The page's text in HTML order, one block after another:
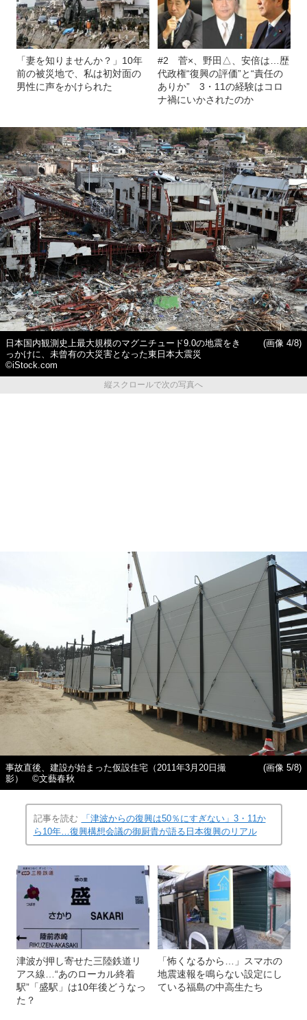
「妻を知りませんか？」10年
前の被災地で、私は初対面の
男性に声をかけられた
#2 菅×、野田△、安倍は…歴
代政権“復興の評価”と“責任の
ありか” 3・11の経験はコロ
ナ禍にいかされたのか
日本国内観測史上最大規模のマグニチュード9.0の地震をき
っかけに、未曾有の大災害となった東日本大震災
©iStock.com
(画像 4/8)
縦スクロールで次の写真へ
事故直後、建設が始まった仮設住宅（2011年3月20日撮
影） ©文藝春秋
(画像 5/8)
記事を読む
「津波からの復興は50％にすぎない」3・11か
ら10年…復興構想会議の御厨貴が語る日本復興のリアル
津波が押し寄せた三陸鉄道リ
アス線…“あのローカル終着
駅”「盛駅」は10年後どうなっ
た？
「怖くなるから…」スマホの
地震速報を鳴らない設定にし
ている福島の中高生たち